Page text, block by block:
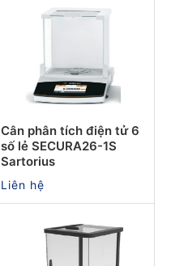
Cân phân tích điện tử 6
số lẻ SECURA26-1S
Sartorius
Liên hệ